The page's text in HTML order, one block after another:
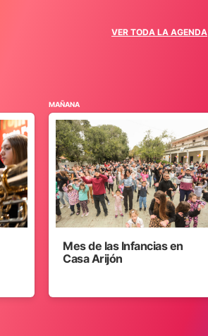
VER TODA LA AGENDA
MAÑANA
Mes de las Infancias en
Casa Arijón